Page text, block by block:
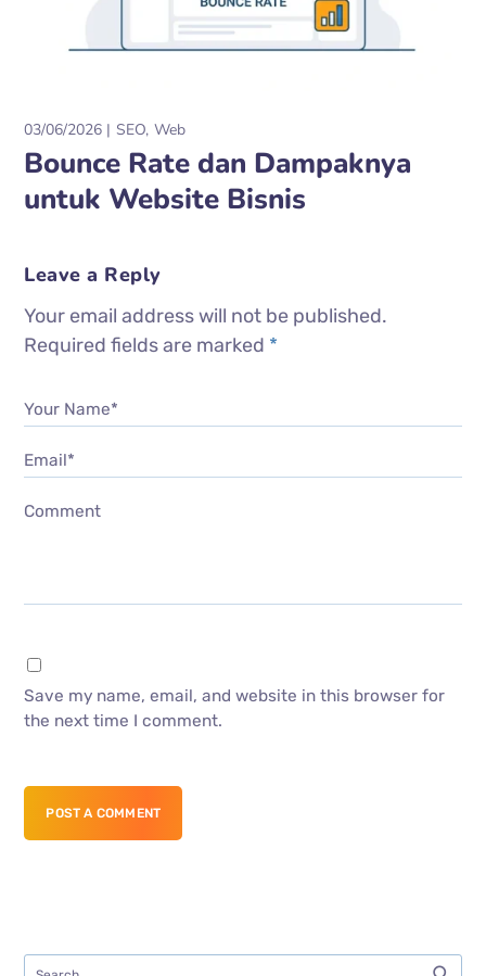
03/06/2026 SEO Web
Bounce Rate dan Dampaknya
untuk Website Bisnis
Leave a Reply
Your email address will not be published.
Required fields are marked *
Your Name*
Email*
Comment
Save my name, email, and website in this browser for
the next time I comment.
POST A COMMENT